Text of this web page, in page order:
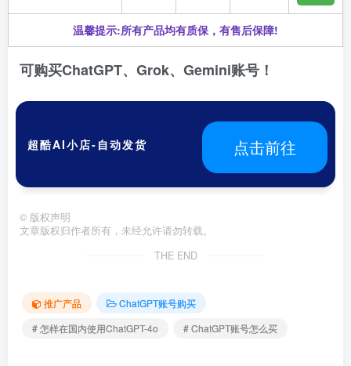
温馨提示:所有产品均有质保，有售后保障!
可购买ChatGPT、Grok、Gemini账号！
超酷AI小店-自动发货 点击前往
© 版权声明
文章版权归作者所有，未经允许请勿转载。
THE END
推广产品
ChatGPT账号购买
# 怎样在国内使用ChatGPT-4o
# ChatGPT账号怎么买